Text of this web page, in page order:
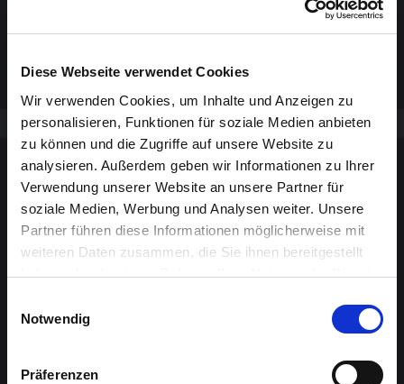
Diese Webseite verwendet Cookies
Wir verwenden Cookies, um Inhalte und Anzeigen zu
personalisieren, Funktionen für soziale Medien anbieten
zu können und die Zugriffe auf unsere Website zu
analysieren. Außerdem geben wir Informationen zu Ihrer
Verwendung unserer Website an unsere Partner für
soziale Medien, Werbung und Analysen weiter. Unsere
Partner führen diese Informationen möglicherweise mit
weiteren Daten zusammen, die Sie ihnen bereitgestellt
haben oder die sie im Rahmen Ihrer Nutzung der Dienste
Notwendig
Präferenzen
Sponsoren-Inhalt